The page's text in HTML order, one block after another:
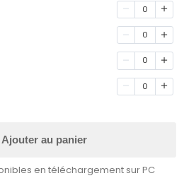
0
0
0
0
Ajouter au panier
en téléchargement sur PC